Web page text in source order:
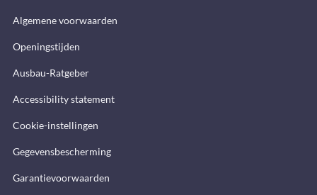
Algemene voorwaarden
Openingstijden
Ausbau-Ratgeber
Accessibility statement
Cookie-instellingen
Gegevensbescherming
Garantievoorwaarden